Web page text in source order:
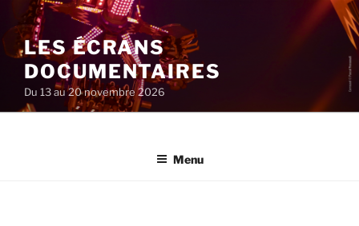
au
contenu
principal
LES ÉCRANS
DOCUMENTAIRES
Du 13 au 20 novembre 2026
Menu